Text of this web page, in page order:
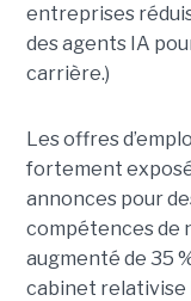
entreprises
des agents IA
carrière.)
Les offres
fortement
annonces pour
compétences de
augmenté de 35
cabinet relativise